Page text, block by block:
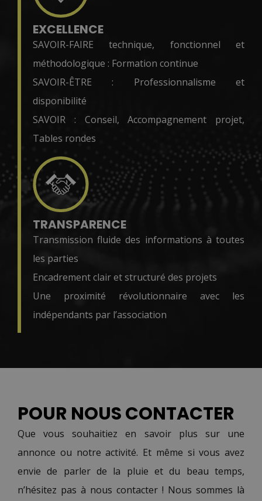
EXCELLENCE
SAVOIR-FAIRE technique, fonctionnel et
méthodologique : Formation continue
SAVOIR-ÊTRE : Professionnalisme et
disponibilité
SAVOIR : Conseil, Accompagnement projet,
Tables rondes
TRANSPARENCE
Transmission fluide des informations à toutes
les parties
Encadrement clair et structuré des projets
Une proximité révolutionnaire avec les
indépendants par l’association
POUR NOUS CONTACTER
Que vous souhaitiez en savoir plus sur une
annonce ou notre activité. Et même si vous avez
envie de parler de la pluie et du beau temps,
n’hésitez pas à nous contacter ! Nous sommes là